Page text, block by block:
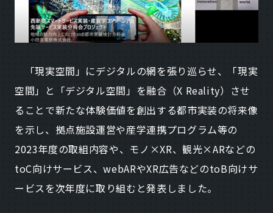
「現実空間」にデジタルの網を張り巡らせ、「現実
空間」と「デジタル空間」を融合（X Reality）させ
ることで新たな体験価値を創出する都市実装の将来像
を示し、拠点施設運営や産学連携プログラム等の
2023年度の取組内容や、モノ×XR、観光×ARなどの
toC向けサービス、webARやXR広告などのtoB向けサ
ービスを次年度に取り組むと発表しました。